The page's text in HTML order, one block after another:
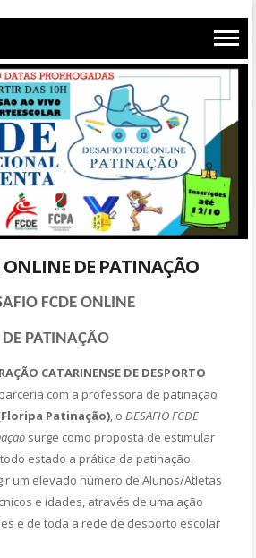
ONLINE DE PATINAÇÃO
FCDE ONLINE
DE PATINAÇÃO
CATARINENSE DE DESPORTO
com a professora de patinação
Patinação), oDESAFIO FCDE
surge como proposta de estimular
estado a prática da patinação.
um elevado número de Alunos/Atletas
e idades, através de uma ação
e de toda a rede de desporto escolar